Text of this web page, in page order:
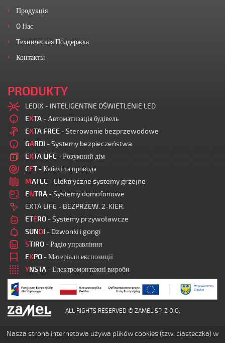
Продукція
O Нас
Техническая Поддержка
Контакты
PRODUKTY
LEDIX - INTELIGENTNE OŚWIETLENIE LED
EXTA - Автоматизація будівель
EXTA FREE - Sterowanie bezprzewodowe
GARDI - Systemy bezpieczeństwa
EXTA LIFE - Розумний дім
CET - Кабелі та провода
MATEC - Elektryczne systemy grzejne
ENTRA - Systemy domofonowe
EXTA LIFE - BEZPRZEW. 2-KIER.
ETERO - Systemy przywoławcze
SUNDI - Dzwonki i gongi
STIRO - Радіо управління
EXPO - Матеріали експозиції
YNSTA - Електромонтажні вироби
ALL RIGHTS RESERVED © ZAMEL SP. Z O.O.
Nasza strona internetowa używa plików cookies (tzw. ciasteczka) w